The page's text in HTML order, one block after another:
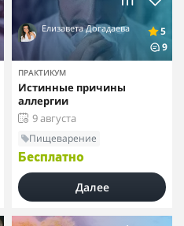
Елизавета Догадаева
5
9
ПРАКТИКУМ
Истинные причины
аллергии
9 августа
Пищеварение
Бесплатно
Далее